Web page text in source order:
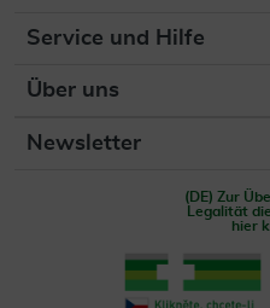
Service und Hilfe
Über uns
Newsletter
(DE) Zur
Legalität
hier